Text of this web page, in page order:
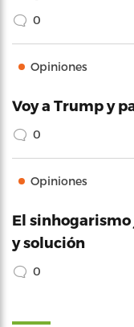
0
Opiniones
Voy a Trump y
0
Opiniones
El
y solución
0